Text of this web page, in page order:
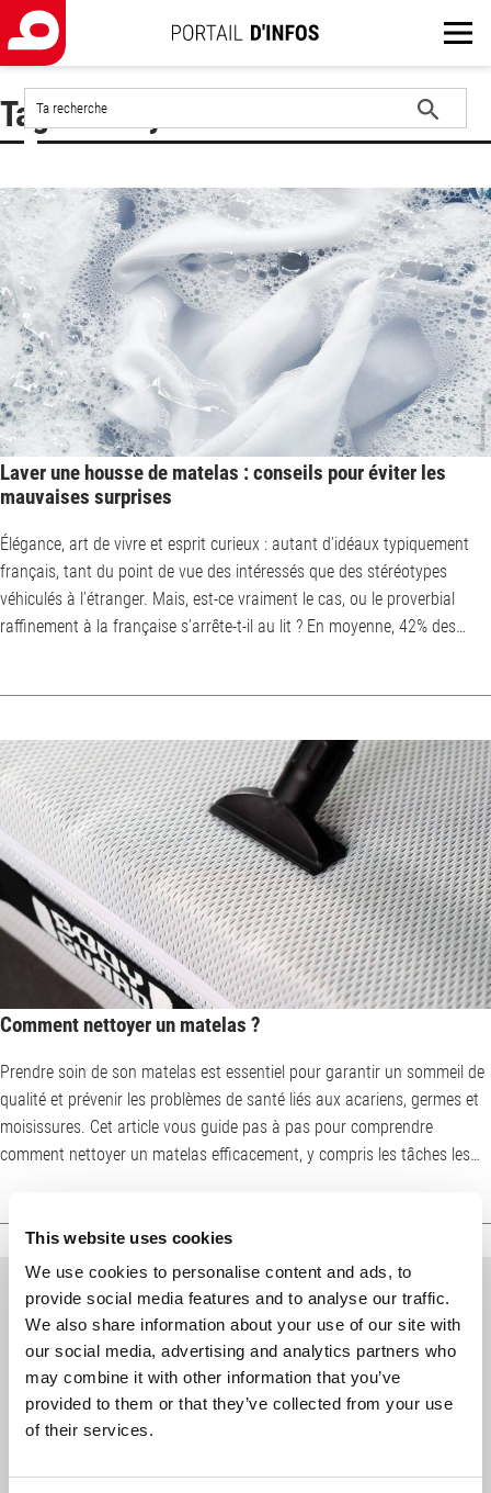
This website uses cookies
We use cookies to personalise content and ads, to
provide social media features and to analyse our traffic.
We also share information about your use of our site with
our social media, advertising and analytics partners who
may combine it with other information that you’ve
provided to them or that they’ve collected from your use
of their services.
Rechercher
sur
le
recherche
Tag : nettoyer un matelas
Laver une housse de matelas : conseils pour éviter les
mauvaises surprises
Élégance, art de vivre et esprit curieux : autant d’idéaux typiquement
français, tant du point de vue des intéressés que des stéréotypes
véhiculés à l’étranger. Mais, est-ce vraiment le cas, ou le proverbial
raffinement à la française s’arrête-t-il au lit ? En moyenne, 42% des
Comment nettoyer un matelas ?
Prendre soin de son matelas est essentiel pour garantir un sommeil de
qualité et prévenir les problèmes de santé liés aux acariens, germes et
moisissures. Cet article vous guide pas à pas pour comprendre
comment nettoyer un matelas efficacement, y compris les tâches les
pourquoi, nettoyer régulièrement son matelas permet, non seulement
de préserver sa...
Inscrivez-vous à la newsletter :
Recevez régulièrement toute l‘actualité de bett1 sur
votre boîte mail.
J'accepte lesCGVet les conditions relatives à
protection des données.